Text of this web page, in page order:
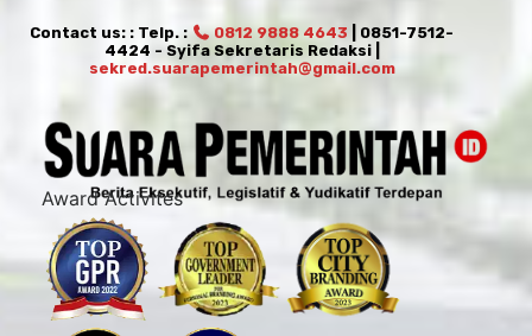
Contact us: : Telp. : 0812 9888 4643 | 0851-7512-
4424 - Syifa Sekretaris Redaksi |
sekred.suarapemerintah@gmail.com
Award Activites